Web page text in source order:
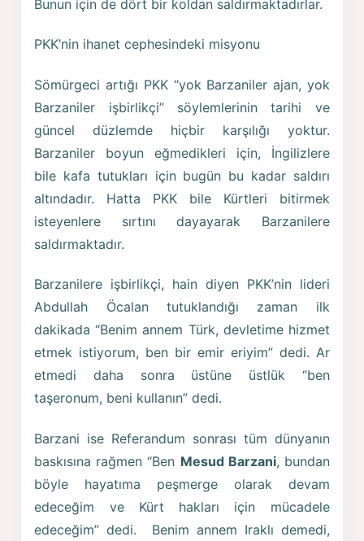
Bunun için de dört bir koldan saldırmaktadırlar.
PKK’nin ihanet cephesindeki misyonu
Sömürgeci artığı PKK “yok Barzaniler ajan, yok
Barzaniler işbirlikçi” söylemlerinin tarihi ve
güncel düzlemde hiçbir karşılığı yoktur.
Barzaniler boyun eğmedikleri için, İngilizlere
bile kafa tutukları için bugün bu kadar saldırı
altındadır. Hatta PKK bile Kürtleri bitirmek
isteyenlere sırtını dayayarak Barzanilere
saldırmaktadır.
Barzanilere işbirlikçi, hain diyen PKK’nin lideri
Abdullah Öcalan tutuklandığı zaman ilk
dakikada “Benim annem Türk, devletime hizmet
etmek istiyorum, ben bir emir eriyim” dedi. Ar
etmedi daha sonra üstüne üstlük “ben
taşeronum, beni kullanın” dedi.
Barzani ise Referandum sonrası tüm dünyanın
baskısına rağmen “Ben Mesud Barzani, bundan
böyle hayatıma peşmerge olarak devam
edeceğim ve Kürt hakları için mücadele
edeceğim” dedi. Benim annem Iraklı demedi,